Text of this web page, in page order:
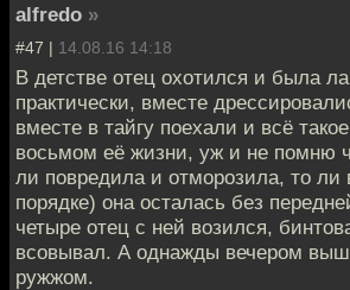
alfredo »
#47 | 14.08.16 14:18
В детстве отец охотился и была
практически, вместе
вместе в тайгу поехали и всё
восьмом её жизни, уж и не помню
ли повредила и отморозила, то ли
порядке) она осталась без
четыре отец с ней возился,
всовывал. А однажды вечером
ружжом.